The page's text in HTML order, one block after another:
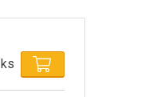
ks